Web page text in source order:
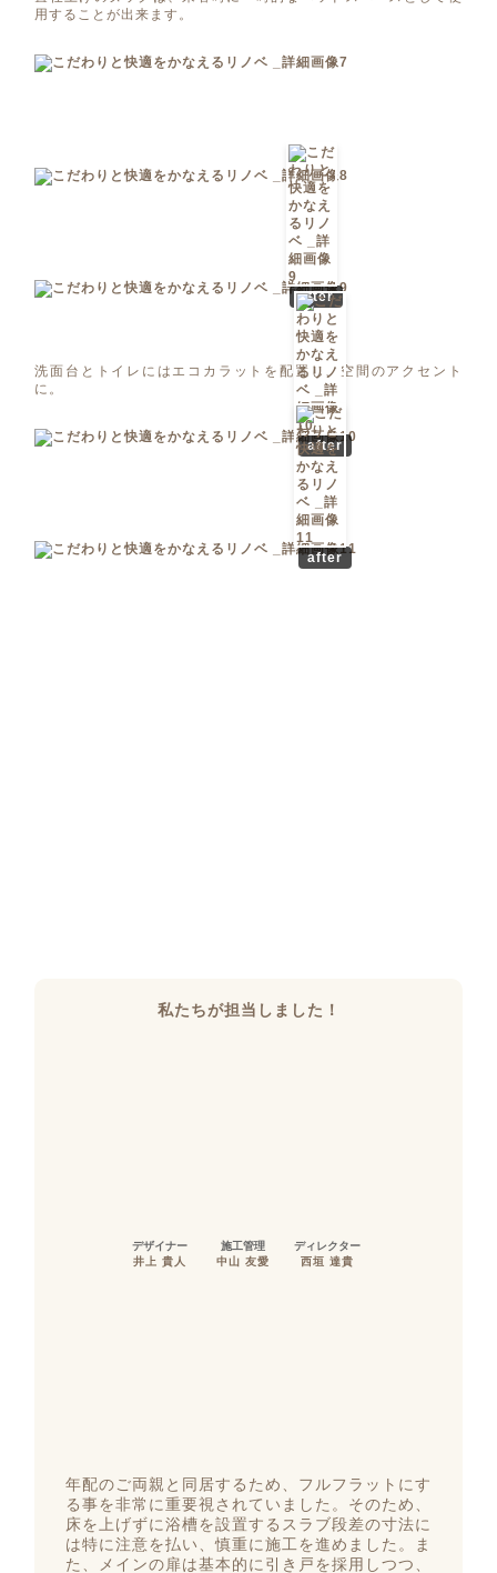
用することが出来ます。
after
洗面台とトイレにはエコカラットを配置し、空間のアクセント
に。
after
after
私たちが担当しました！
デザイナー
井上 貴人
施工管理
中山 友愛
ディレクター
西垣 達貴
年配のご両親と同居するため、フルフラットにす
る事を非常に重要視されていました。そのため、
床を上げずに浴槽を設置するスラブ段差の寸法に
は特に注意を払い、慎重に施工を進めました。ま
た、メインの扉は基本的に引き戸を採用しつつ、